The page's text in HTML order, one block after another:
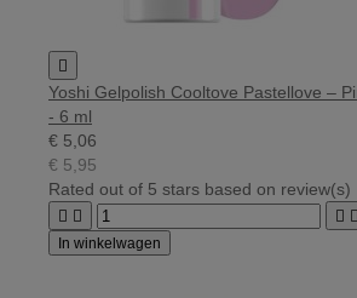

Yoshi Gelpolish Cooltove Pastellove –
- 6 ml
€ 5,06
€ 5,95
Rated out of 5 stars based on review(s)
   
In winkelwagen